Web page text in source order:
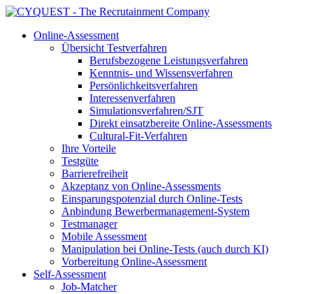
Online-Assessment
Übersicht Testverfahren
Berufsbezogene Leistungsverfahren
Kenntnis- und Wissensverfahren
Persönlichkeitsverfahren
Interessenverfahren
Simulationsverfahren/SJT
Direkt einsatzbereite Online-Assessments
Cultural-Fit-Verfahren
Ihre Vorteile
Testgüte
Barrierefreiheit
Akzeptanz von Online-Assessments
Einsparungspotenzial durch Online-Tests
Anbindung Bewerbermanagement-System
Testmanager
Mobile Assessment
Manipulation bei Online-Tests (auch durch KI)
Vorbereitung Online-Assessment
Self-Assessment
Job-Matcher